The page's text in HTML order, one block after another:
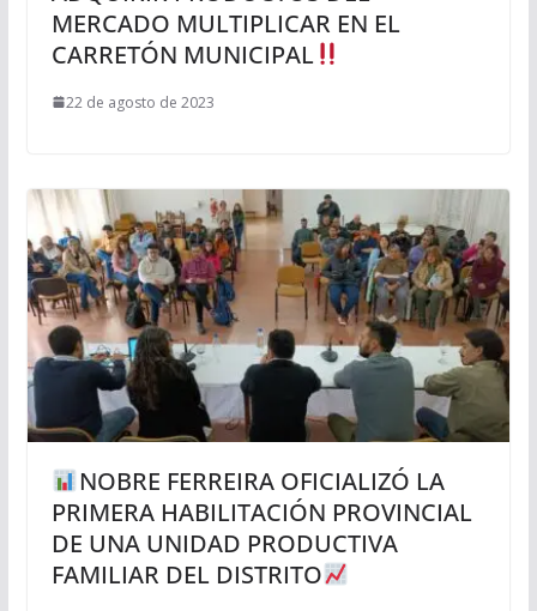
MERCADO MULTIPLICAR EN EL
CARRETÓN MUNICIPAL
22 de agosto de 2023
NOBRE FERREIRA OFICIALIZÓ LA
PRIMERA HABILITACIÓN PROVINCIAL
DE UNA UNIDAD PRODUCTIVA
FAMILIAR DEL DISTRITO